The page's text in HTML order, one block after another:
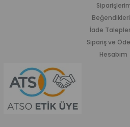
İade
Sipariş ve
Hesabım